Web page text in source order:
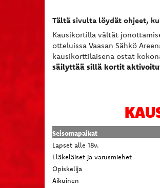
Tältä sivulta löydät ohjeet,
Kausikortilla vältät
otteluissa Vaasan Sähkö
kausikorttilaisena ostat
säilyttää sillä kortit
Seisomapaikat
Lapset alle 18v.
Eläkeläiset ja varusmiehet
Opiskelija
Aikuinen